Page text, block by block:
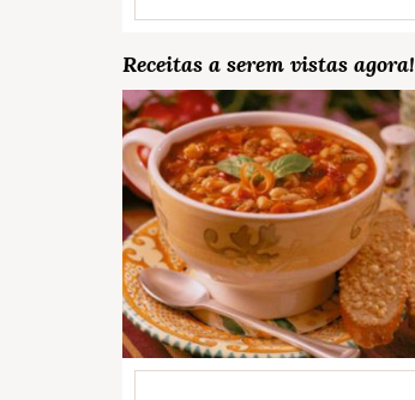
Receitas a serem vistas agora!